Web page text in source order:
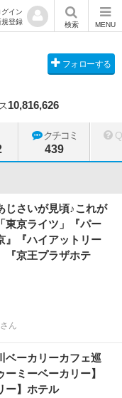
グイン
規登録
検索 MENU
フォローする
10,816,626
クチコミ
439
じさいが見頃♪これが
東京ライツ」『パー
』『ハイアットリー
『京王プラザホテ
ん
ーカリーカフェ巡
ーミーベーカリー】
ー】ホテル